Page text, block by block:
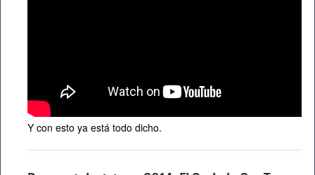
Y con esto ya está todo dicho.